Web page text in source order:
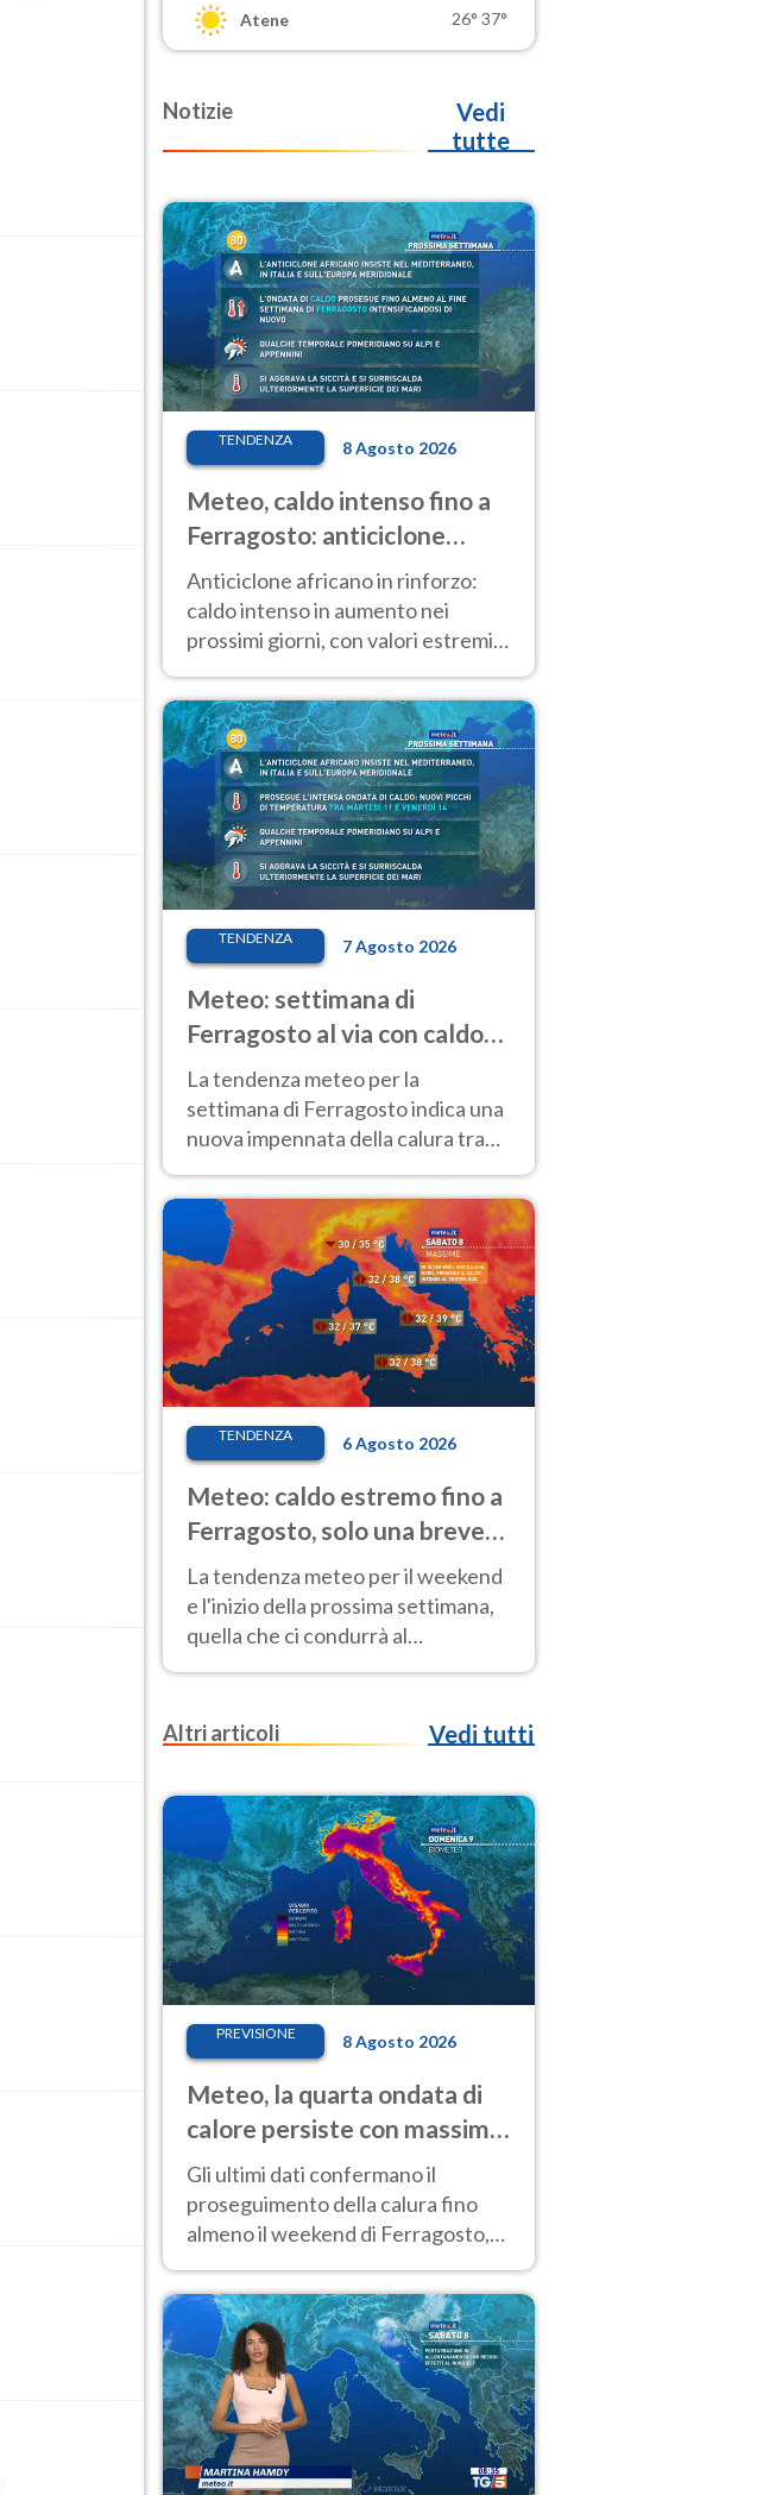
Atene 26° 37°
Notizie
Vedi
tutte
TENDENZA 8 Agosto 2026
Meteo, caldo intenso fino a
Ferragosto: anticiclone
africano ancora
protagonista
Anticiclone africano in rinforzo:
caldo intenso in aumento nei
prossimi giorni, con valori estremi
d’Italia
TENDENZA 7 Agosto 2026
Meteo: settimana di
Ferragosto al via con caldo
intenso e qualche temporale
La tendenza meteo per la
settimana di Ferragosto indica una
nuova impennata della calura tra
anche al Nord.
TENDENZA 6 Agosto 2026
Meteo: caldo estremo fino a
Ferragosto, solo una breve
pausa. Ecco dove
La tendenza meteo per il weekend
e l'inizio della prossima settimana,
quella che ci condurrà al
Ferragosto, vede ancora
Altri articoli
Vedi tutti
PREVISIONE 8 Agosto 2026
Meteo, la quarta ondata di
calore persiste con massime
sempre molto elevate
Gli ultimi dati confermano il
proseguimento della calura fino
almeno il weekend di Ferragosto,
intensificazione prossima
settimana